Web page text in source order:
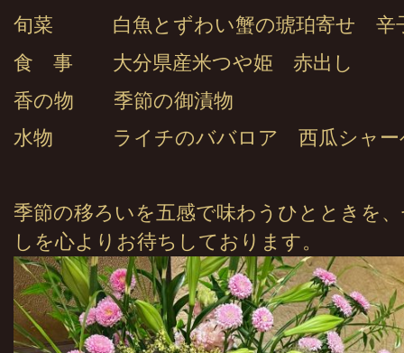
旬菜 白魚とずわい蟹の琥珀寄せ 辛
食 事 大分県産米つや姫 赤出し
香の物 季節の御漬物
水物 ライチのババロア 西瓜シャー
季節の移ろいを五感で味わうひとときを
しを心よりお待ちしております。